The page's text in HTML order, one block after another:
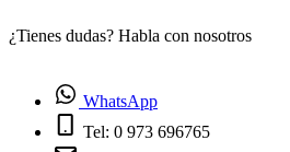
¿Tienes dudas? Habla con nosotros
WhatsApp
Tel: 0 973 696765